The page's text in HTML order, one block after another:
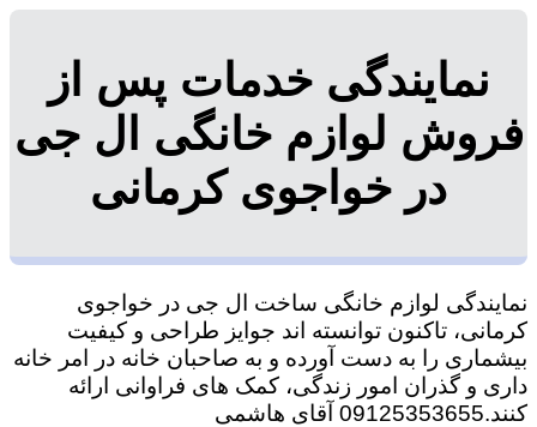
نمایندگی خدمات پس از
فروش لوازم خانگی ال جی
در خواجوی کرمانی
نمایندگی لوازم خانگی ساخت ال جی در خواجوی
کرمانی، تاکنون توانسته اند جوایز طراحی و کیفیت
بیشماری را به دست آورده و به صاحبان خانه در امر خانه
داری و گذران امور زندگی، کمک های فراوانی ارائه
کنند.09125353655 آقای هاشمی